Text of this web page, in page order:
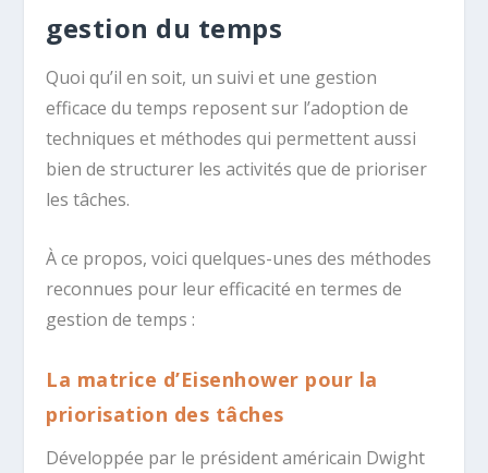
gestion du temps
Quoi qu’il en soit, un suivi et une gestion
efficace du temps reposent sur l’adoption de
techniques et méthodes qui permettent aussi
bien de structurer les activités que de prioriser
les tâches.
À ce propos, voici quelques-unes des méthodes
reconnues pour leur efficacité en termes de
gestion de temps :
La matrice d’Eisenhower pour la
priorisation des tâches
Développée par le président américain Dwight